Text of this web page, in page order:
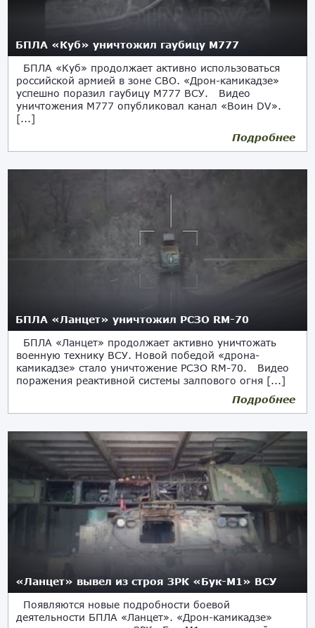
БПЛА «Куб» уничтожил гаубицу М777
БПЛА «Куб» продолжает активно использоваться
российской армией в зоне СВО. «Дрон-камикадзе»
успешно поразил гаубицу М777 ВСУ. Видео
уничтожения М777 опубликовал канал «Воин DV».
[...]
Подробнее
БПЛА «Ланцет» уничтожил РСЗО RM-70
БПЛА «Ланцет» продолжает активно уничтожать
военную технику ВСУ. Новой победой «дрона-
камикадзе» стало уничтожение РСЗО RM-70. Видео
поражения реактивной системы залпового огня [...]
Подробнее
«Ланцет» вывел из строя ЗРК «Бук-М1» ВСУ
Появляются новые подробности боевой
деятельности БПЛА «Ланцет». «Дрон-камикадзе»